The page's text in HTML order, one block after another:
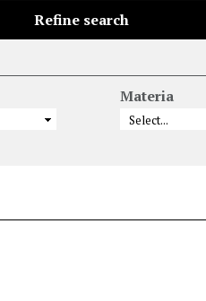
Refine search
Materia